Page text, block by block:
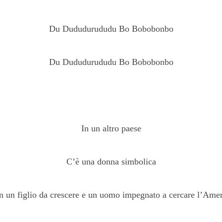
Du Dududurududu Bo Bobobonbo
Du Dududurududu Bo Bobobonbo
In un altro paese
C’è una donna simbolica
un figlio da crescere e un uomo impegnato a cercare